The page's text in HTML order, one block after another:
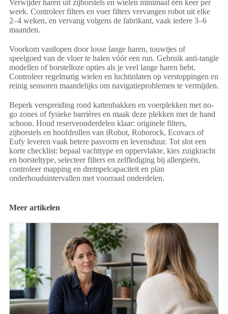
Verwijder haren uit zijborstels en wielen minimaal één keer per
week. Controleer filters en voer filters vervangen robot uit elke
2–4 weken, en vervang volgens de fabrikant, vaak iedere 3–6
maanden.
Voorkom vastlopen door losse lange haren, touwtjes of
speelgoed van de vloer te halen vóór een run. Gebruik anti-tangle
modellen of borstelloze opties als je veel lange haren hebt.
Controleer regelmatig wielen en luchtinlaten op verstoppingen en
reinig sensoren maandelijks om navigatieproblemen te vermijden.
Beperk verspreiding rond kattenbakken en voerplekken met no-
go zones of fysieke barrières en maak deze plekken met de hand
schoon. Houd reserveonderdelen klaar: originele filters,
zijborstels en hoofdrollen van iRobot, Roborock, Ecovacs of
Eufy leveren vaak betere pasvorm en levensduur. Tot slot een
korte checklist: bepaal vachttype en oppervlakte, kies zuigkracht
en borsteltype, selecteer filters en zelflediging bij allergieën,
controleer mapping en drempelcapaciteit en plan
onderhoudsintervallen met voorraad onderdelen.
Meer artikelen